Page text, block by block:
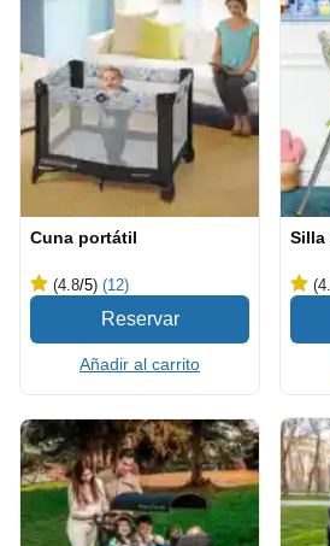
Cuna portátil
(4.8/5) (12)
Añadir al carrito
Silla